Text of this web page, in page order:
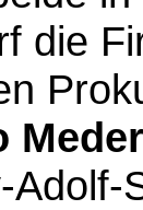
die
Meder